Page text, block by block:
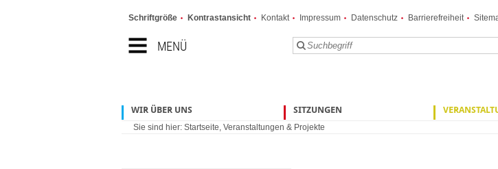
MENÜ
Schriftgröße Kontrastansicht Kontakt Impressum Datenschutz Barrierefreiheit
WIR ÜBER UNS SITZUNGEN
Sie sind hier: Startseite, Veranstaltungen & Projekte